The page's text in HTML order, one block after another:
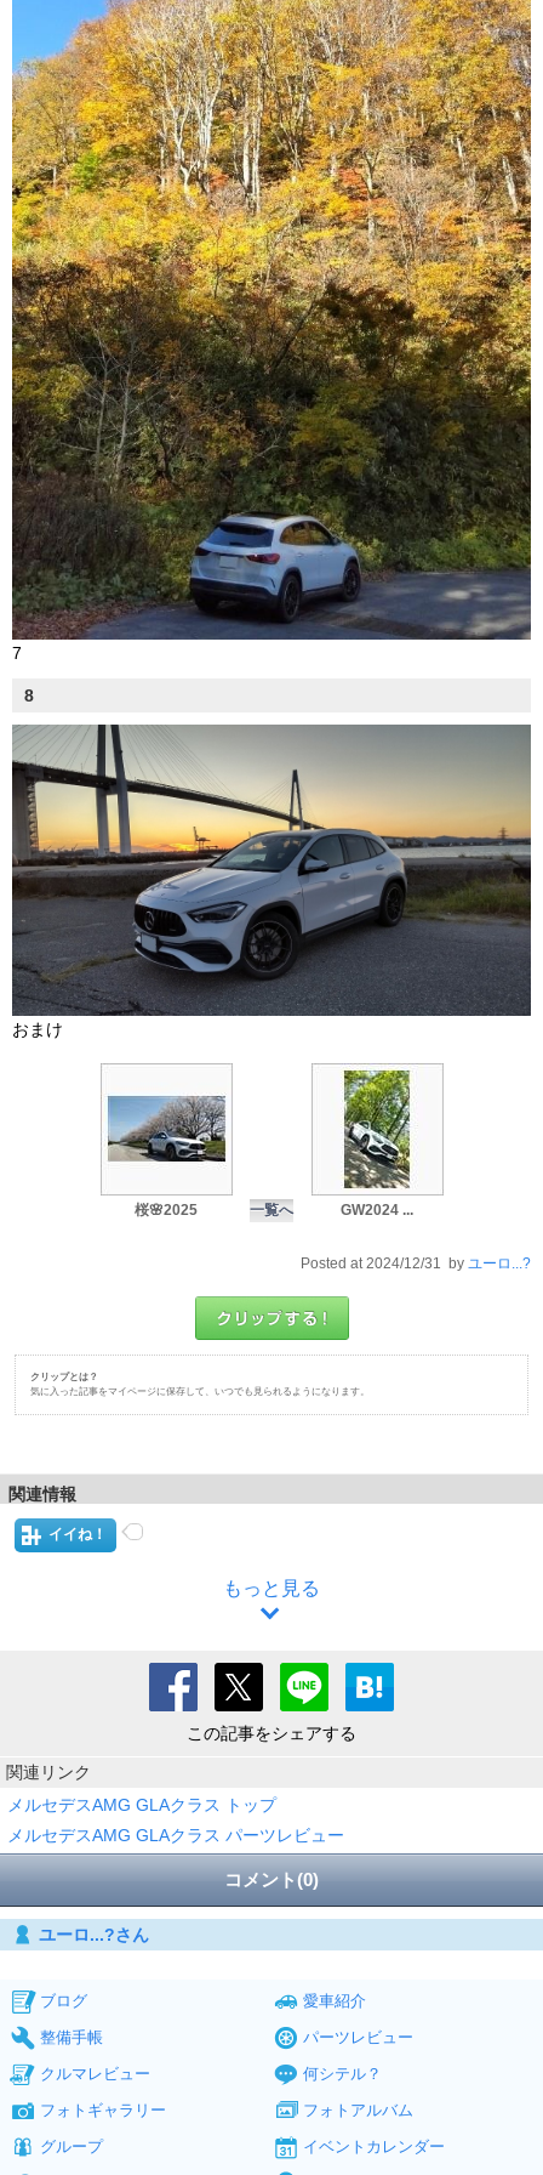
7
8
おまけ
桜🌸2025 一覧へ GW2024 ...
Posted at 2024/12/31 by ユーロ...?
クリップとは？
気に入った記事をマイページに保存して、いつでも見られるようになります。
関連情報
イイね！
もっと見る
この記事をシェアする
関連リンク
メルセデスAMG GLAクラス トップ
メルセデスAMG GLAクラス パーツレビュー
コメント(0)
ユーロ...?さん
ブログ
愛車紹介
整備手帳
パーツレビュー
クルマレビュー
何シテル？
フォトギャラリー
フォトアルバム
グループ
イベントカレンダー